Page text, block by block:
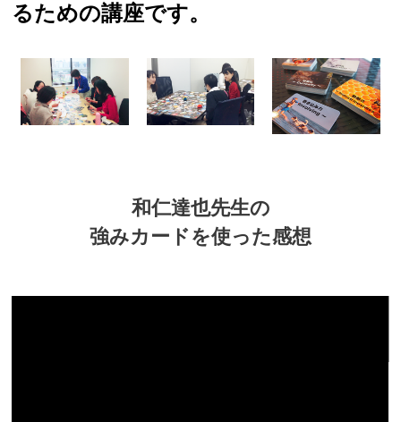
るための講座です。
和仁達也先生の
強みカードを使った感想